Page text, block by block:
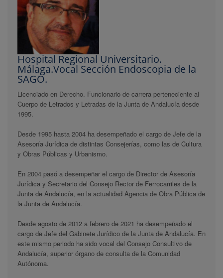
Hospital Regional Universitario.
Málaga.Vocal Sección Endoscopia de la
SAGO.
Licenciado en Derecho. Funcionario de carrera perteneciente al
Cuerpo de Letrados y Letradas de la Junta de Andalucía desde
1995.
Desde 1995 hasta 2004 ha desempeñado el cargo de Jefe de la
Asesoría Jurídica de distintas Consejerías, como las de Cultura
y Obras Públicas y Urbanismo.
En 2004 pasó a desempeñar el cargo de Director de Asesoría
Jurídica y Secretario del Consejo Rector de Ferrocarriles de la
Junta de Andalucía, en la actualidad Agencia de Obra Pública de
la Junta de Andalucía.
Desde agosto de 2012 a febrero de 2021 ha desempeñado el
cargo de Jefe del Gabinete Jurídico de la Junta de Andalucía. En
este mismo periodo ha sido vocal del Consejo Consultivo de
Andalucía, superior órgano de consulta de la Comunidad
Autónoma.